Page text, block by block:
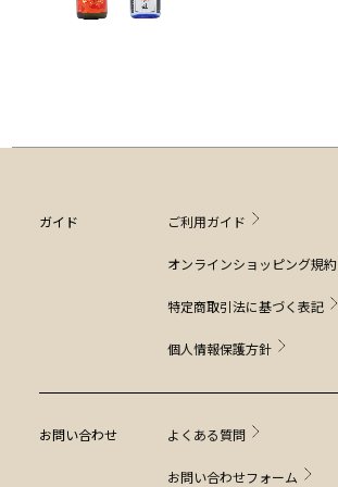
ガイド ご利用ガイド
オンラインショッピング規約
特定商取引法に基づく表記
個人情報保護方針
お問い合わせ よくある質問
お問い合わせフォーム